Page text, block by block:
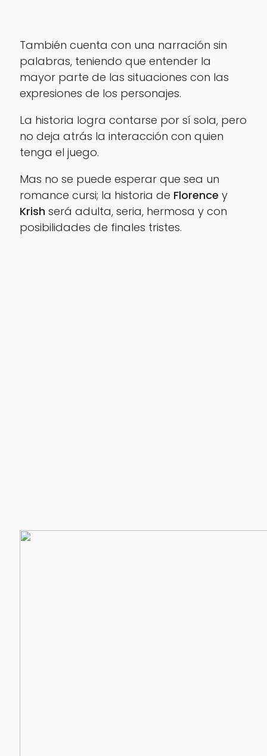
También cuenta con una narración sin
palabras, teniendo que entender la
mayor parte de las situaciones con las
expresiones de los personajes.
La historia logra contarse por sí sola, pero
no deja atrás la interacción con quien
tenga el juego.
Mas no se puede esperar que sea un
romance cursi; la historia de Florence y
Krish será adulta, seria, hermosa y con
posibilidades de finales tristes.